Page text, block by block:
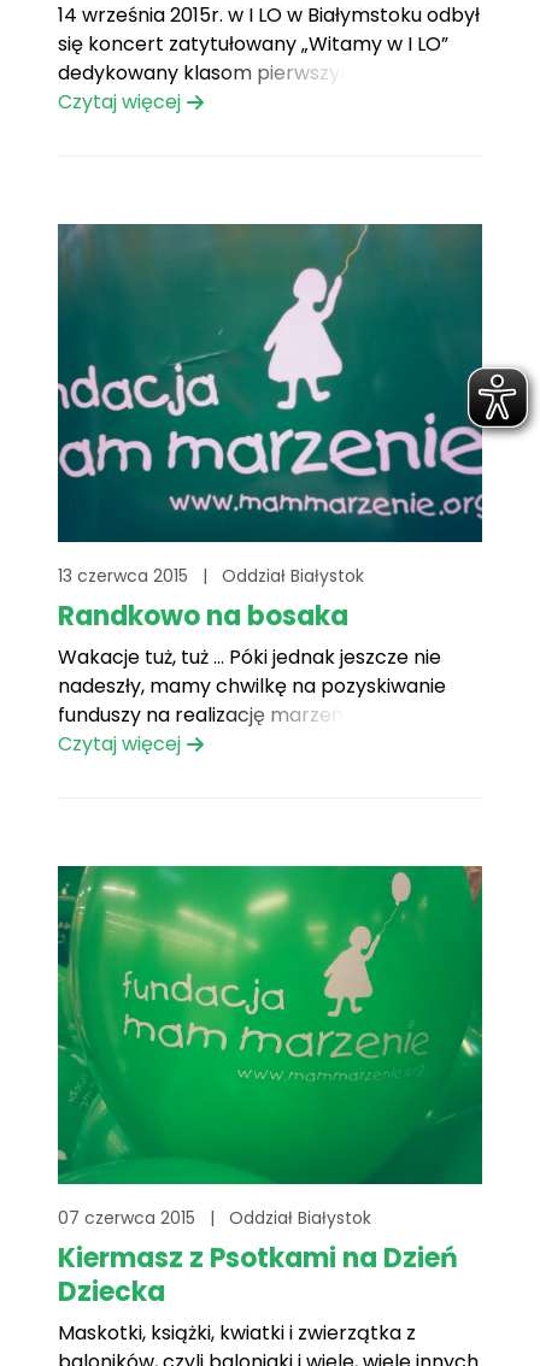
14 września 2015r. w I LO w Białymstoku odbył
się koncert zatytułowany „Witamy w I LO”
dedykowany klasom pierwszym. Jak
wszystkie koncerty w tej szkole, występ miał
Czytaj więcej
13 czerwca 2015 | Oddział Białystok
Randkowo na bosaka
Wakacje tuż, tuż … Póki jednak jeszcze nie
nadeszły, mamy chwilkę na pozyskiwanie
funduszy na realizację marzeń naszych
Podopiecznych. I tak mieliśmy możliwość
Czytaj więcej
07 czerwca 2015 | Oddział Białystok
Kiermasz z Psotkami na Dzień
Dziecka
Maskotki, książki, kwiatki i zwierzątka z